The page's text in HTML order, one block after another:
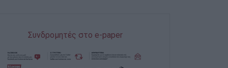
Συνδρομητές στο e-paper